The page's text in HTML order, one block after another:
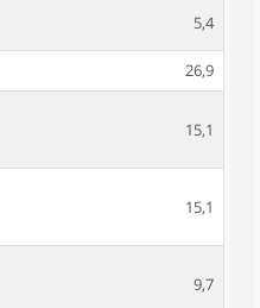
5,4
26,9
15,1
15,1
9,7